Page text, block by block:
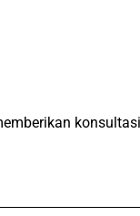
konsultasi